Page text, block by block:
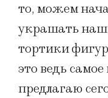
то, можем
украшать
тортики
это ведь
предлагаю